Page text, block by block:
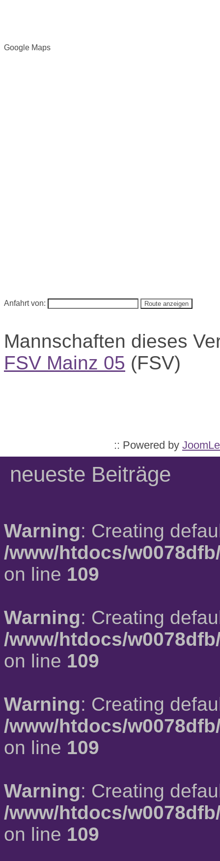
Google Maps
Anfahrt von:
Mannschaften dieses
FSV Mainz 05 (FSV)
:: Powered by
neueste Beiträge
Warning: Creating
/www/htdocs/
on line 109
Warning: Creating
/www/htdocs/
on line 109
Warning: Creating
/www/htdocs/
on line 109
Warning: Creating
/www/htdocs/
on line 109